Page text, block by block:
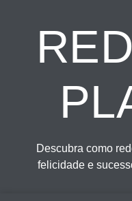
Descubra como
felicidade e